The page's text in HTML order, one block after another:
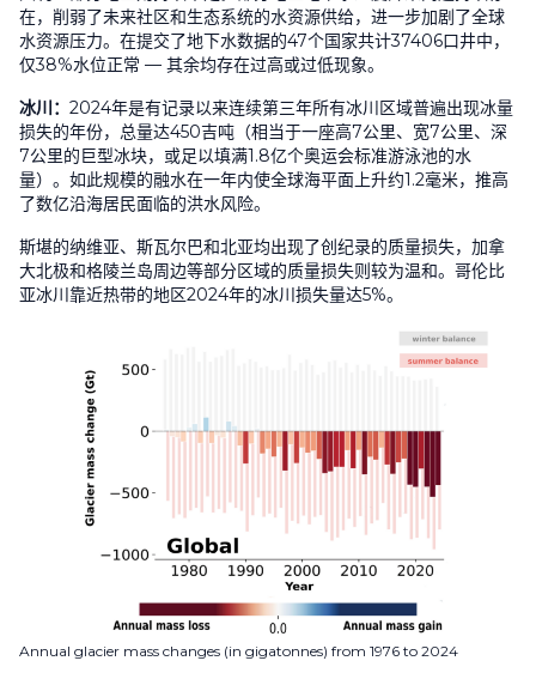
在，削弱了未来社区和生态系统的水资源供给，进一步加剧了全球
水资源压力。在提交了地下水数据的47个国家共计37406口井中，
仅38%水位正常 — 其余均存在过高或过低现象。
冰川： 2024年是有记录以来连续第三年所有冰川区域普遍出现冰量
损失的年份，总量达450吉吨（相当于一座高7公里、宽7公里、深
7公里的巨型冰块，或足以填满1.8亿个奥运会标准游泳池的水
量）。如此规模的融水在一年内使全球海平面上升约1.2毫米，推高
了数亿沿海居民面临的洪水风险。
斯堪的纳维亚、斯瓦尔巴和北亚均出现了创纪录的质量损失，加拿
大北极和格陵兰岛周边等部分区域的质量损失则较为温和。哥伦比
亚冰川靠近热带的地区2024年的冰川损失量达5%。
Annual glacier mass changes (in gigatonnes) from 1976 to 2024